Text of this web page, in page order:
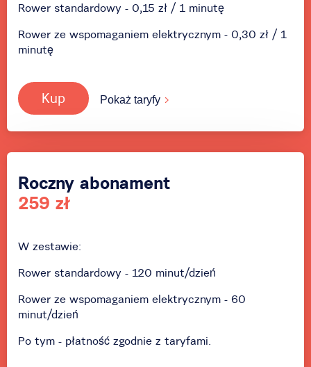
Rower standardowy - 0,15 zł / 1 minutę
Rower ze wspomaganiem elektrycznym - 0,30 zł / 1
minutę
Kup Pokaż taryfy
Roczny abonament
259 zł
W zestawie:
Rower standardowy - 120 minut/dzień
Rower ze wspomaganiem elektrycznym - 60
minut/dzień
Po tym - płatność zgodnie z taryfami.